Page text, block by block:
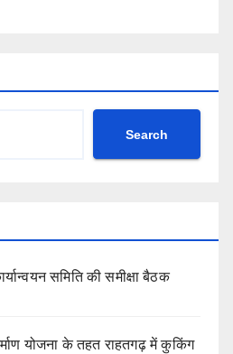
Search
समिति की समीक्षा बैठक
योजना के तहत राहतगढ़ में कुकिंग